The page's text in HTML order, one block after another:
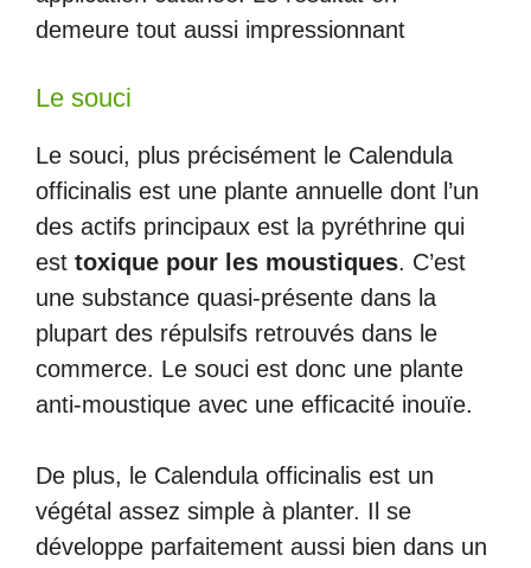
demeure tout aussi impressionnant
Le souci
Le souci, plus précisément le Calendula
officinalis est une plante annuelle dont l’un
des actifs principaux est la pyréthrine qui
est toxique pour les moustiques. C’est
une substance quasi-présente dans la
plupart des répulsifs retrouvés dans le
commerce. Le souci est donc une plante
anti-moustique avec une efficacité inouïe.
De plus, le Calendula officinalis est un
végétal assez simple à planter. Il se
développe parfaitement aussi bien dans un